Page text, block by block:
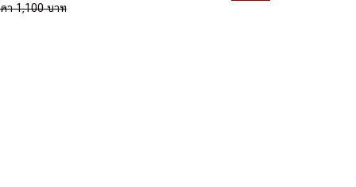
า 1,100 บาท